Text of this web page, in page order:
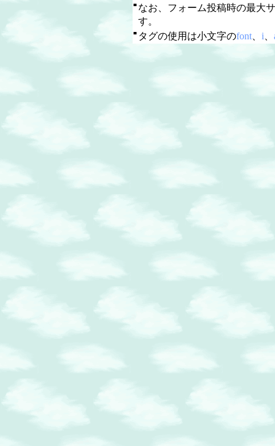
■ なお、フォーム投稿時の最大
す。
■ タグの使用は小文字のfont、 i、